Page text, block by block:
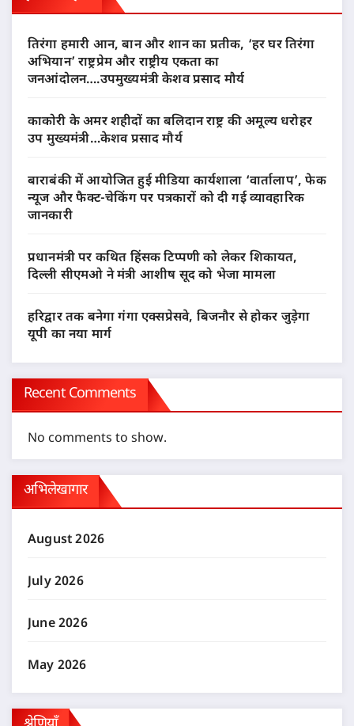
तिरंगा हमारी आन, बान और शान का प्रतीक, ‘हर घर तिरंगा
अभियान’ राष्ट्रप्रेम और राष्ट्रीय एकता का
जनआंदोलन….उपमुख्यमंत्री केशव प्रसाद मौर्य
काकोरी के अमर शहीदों का बलिदान राष्ट्र की अमूल्य धरोहर
उप मुख्यमंत्री…केशव प्रसाद मौर्य
बाराबंकी में आयोजित हुई मीडिया कार्यशाला ‘वार्तालाप’, फेक
न्यूज और फैक्ट-चेकिंग पर पत्रकारों को दी गई व्यावहारिक
जानकारी
प्रधानमंत्री पर कथित हिंसक टिप्पणी को लेकर शिकायत,
दिल्ली सीएमओ ने मंत्री आशीष सूद को भेजा मामला
हरिद्वार तक बनेगा गंगा एक्सप्रेसवे, बिजनौर से होकर जुड़ेगा
यूपी का नया मार्ग
Recent Comments
No comments to show.
अभिलेखागार
August 2026
July 2026
June 2026
May 2026